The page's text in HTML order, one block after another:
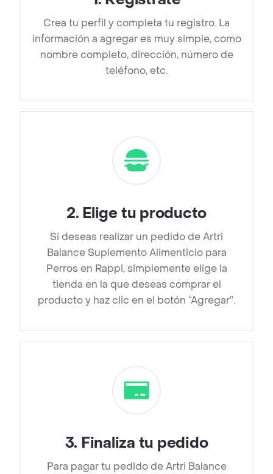
Crea tu perfil y completa tu registro. La
información a agregar es muy simple, como
nombre completo, dirección, número de
teléfono, etc.
2. Elige tu producto
Si deseas realizar un pedido de Artri
Balance Suplemento Alimenticio para
Perros en Rappi, simplemente elige la
tienda en la que deseas comprar el
producto y haz clic en el botón “Agregar”.
3. Finaliza tu pedido
Para pagar tu pedido de Artri Balance